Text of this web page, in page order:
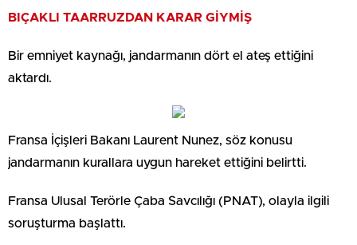
BIÇAKLI TAARRUZDAN KARAR GİYMİŞ
Bir emniyet kaynağı, jandarmanın dört el ateş ettiğini
aktardı.
Fransa İçişleri Bakanı Laurent Nunez, söz konusu
jandarmanın kurallara uygun hareket ettiğini belirtti.
Fransa Ulusal Terörle Çaba Savcılığı (PNAT), olayla ilgili
soruşturma başlattı.